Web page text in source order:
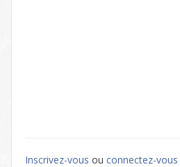
Inscrivez-vous ouconnectez-vous